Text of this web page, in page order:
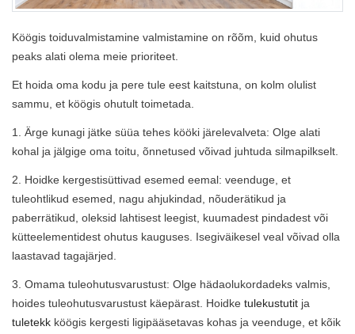
Köögis toiduvalmistamine valmistamine on rõõm, kuid ohutus
peaks alati olema meie prioriteet.
Et hoida oma kodu ja pere tule eest kaitstuna, on kolm olulist
sammu, et köögis ohutult toimetada.
1. Ärge kunagi jätke süüa tehes kööki järelevalveta: Olge alati
kohal ja jälgige oma toitu, õnnetused võivad juhtuda silmapilkselt.
2. Hoidke kergestisüttivad esemed eemal: veenduge, et
tuleohtlikud esemed, nagu ahjukindad, nõuderätikud ja
paberrätikud, oleksid lahtisest leegist, kuumadest pindadest või
kütteelementidest ohutus kauguses. Isegiväikesel veal võivad olla
laastavad tagajärjed.
3. Omama tuleohutusvarustust: Olge hädaolukordadeks valmis,
hoides tuleohutusvarustust käepärast. Hoidke tulekustutit ja
tuletekk köögis kergesti ligipääsetavas kohas ja veenduge, et kõik
-
Suitsuandur
7,95 € 5,99 €
Lisa korvi
Suitsuandur 5a
24,90 € 19,90 €